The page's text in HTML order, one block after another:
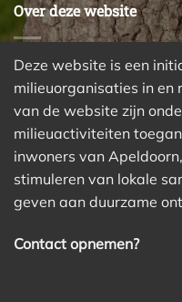
Over deze website
Deze website is een
milieuorganisaties in en
van de website zijn
milieuactiviteiten
inwoners van
stimuleren van lokale
geven aan duurzame
Contact opnemen?